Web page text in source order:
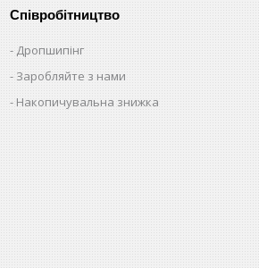
Співробітництво
Дропшипінг
Заробляйте з нами
Накопичувальна знижка